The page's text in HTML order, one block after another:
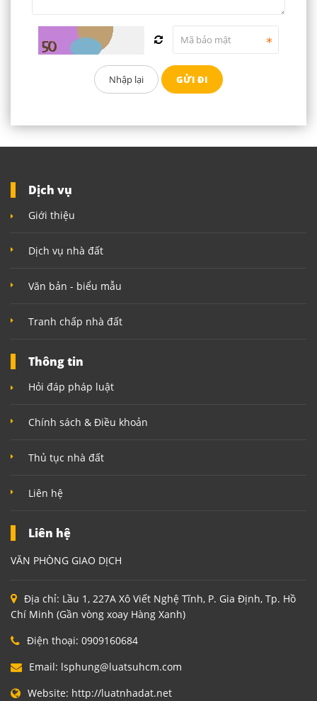
Dịch vụ
Giới thiệu
Dịch vụ nhà đất
Văn bản - biểu mẫu
Tranh chấp nhà đất
Thông tin
Hỏi đáp pháp luật
Chính sách & Điều khoản
Thủ tục nhà đất
Liên hệ
Liên hệ
VĂN PHÒNG GIAO DỊCH
Địa chỉ: Lầu 1, 227A Xô Viết Nghệ Tĩnh, P. Gia Định, Tp. Hồ
Chí Minh (Gần vòng xoay Hàng Xanh)
Điện thoại: 0909160684
Email: lsphung@luatsuhcm.com
Website: http://luatnhadat.net